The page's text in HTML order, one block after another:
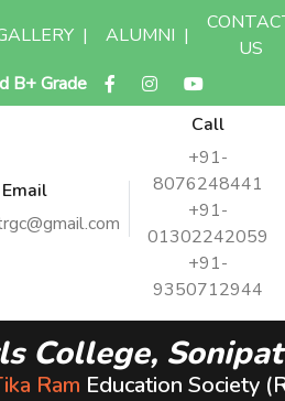
| ALUMNI |
US
B+ Grade
Email
Call
+91-
8076248441
+91-
01302242059
+91-
9350712944
College, Sonipat
Ram Education Society